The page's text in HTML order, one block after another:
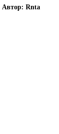
Автор: Rnta